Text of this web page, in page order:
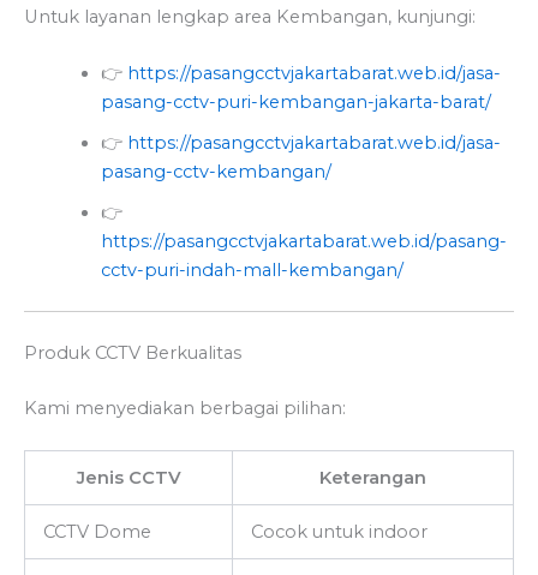
Untuk layanan lengkap area Kembangan, kunjungi:
👉 https://pasangcctvjakartabarat.web.id/jasa-
pasang-cctv-puri-kembangan-jakarta-barat/
👉 https://pasangcctvjakartabarat.web.id/jasa-
pasang-cctv-kembangan/
👉
https://pasangcctvjakartabarat.web.id/pasang-
cctv-puri-indah-mall-kembangan/
Produk CCTV Berkualitas
Kami menyediakan berbagai pilihan:
Jenis CCTV Keterangan
CCTV Dome Cocok untuk indoor